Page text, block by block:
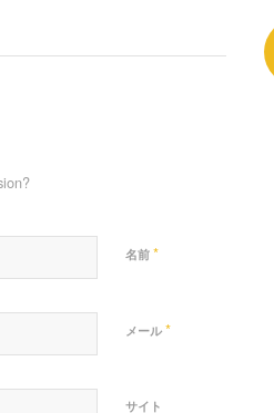
名前 *
メール *
サイト